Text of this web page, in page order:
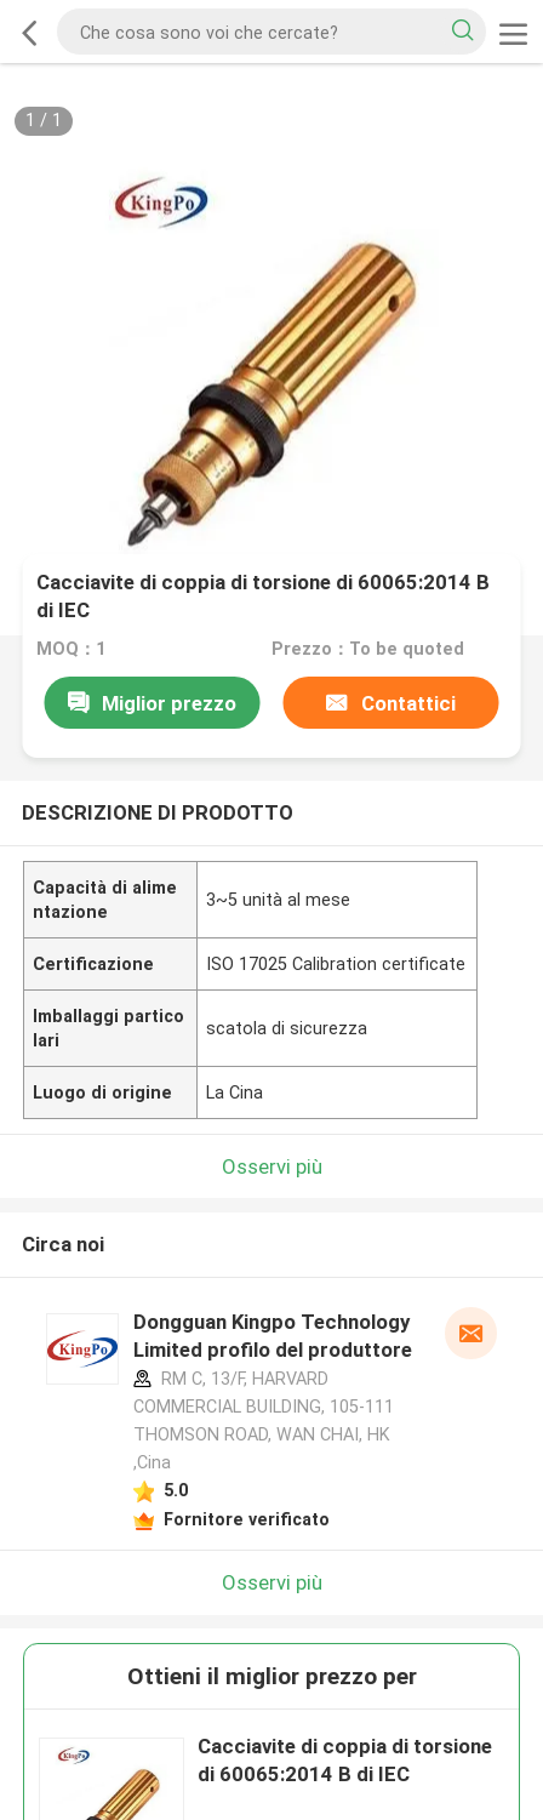
1 / 1
Cacciavite di coppia di torsione di 60065:2014 B
di IEC
MOQ：1 Prezzo：To be quoted
Miglior prezzo Contattici
DESCRIZIONE DI PRODOTTO
Capacità di alime
ntazione
3~5 unità al mese
Certificazione ISO 17025 Calibration certificate
Imballaggi partico
lari
scatola di sicurezza
Luogo di origine La Cina
Osservi più
Circa noi
Dongguan Kingpo Technology
Limited profilo del produttore
RM C, 13/F, HARVARD
COMMERCIAL BUILDING, 105-111
THOMSON ROAD, WAN CHAI, HK
,Cina
5.0
Fornitore verificato
Osservi più
Ottieni il miglior prezzo per
Cacciavite di coppia di torsione
di 60065:2014 B di IEC